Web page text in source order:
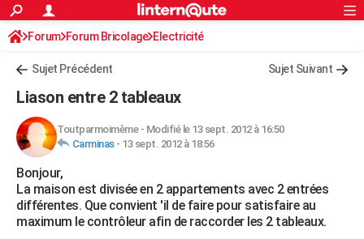
ACTUALITÉS
Politique
Société
Faits Divers
Education
Monde
Villes
+
FINANCE
Retraite
Impôts
Epargne
Immobilier
Risques naturels par ville
Banque
Assurance
Crédit
AUTO
Essais
Réserver un essai
Citadines
Berlines
SUV
Forum auto
+HIGH-TECH
Mobiles
Meilleur smartphone
Internet
Ordinateurs
Jeux vidéo
Guide high-tech
+BRICOLAGE
S'inscrire
Connexion
Forum Forum Bricolage Electricité
Sujet Précédent Sujet Suivant
Liason entre 2 tableaux
Toutparmoimême- Modifié le 13 sept. 2012 à 16:50
Carminas- 13 sept. 2012 à 18:56
Bonjour,
La maison est divisée en 2 appartements avec 2 entrées
différentes. Que convient 'il de faire pour satisfaire au
maximum le contrôleur afin de raccorder les 2 tableaux.